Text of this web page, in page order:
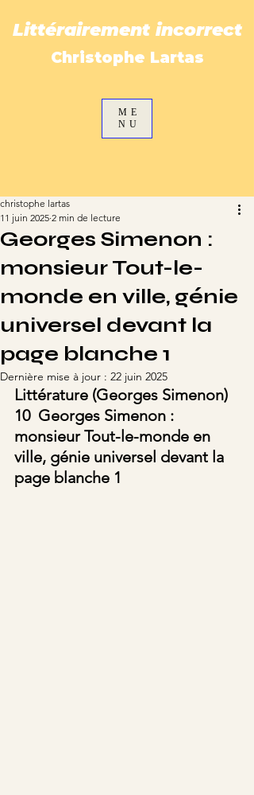
Littérairement incorrect
Christophe Lartas
ME
NU
Georges Simenon :
monsieur Tout-le-
monde en ville, génie
universel devant la
page blanche 1
christophe lartas
11 juin 2025 2 min de lecture
Dernière mise à jour : 22 juin 2025
Littérature (Georges Simenon)
10  Georges Simenon :
monsieur Tout-le-monde en
ville, génie universel devant la
page blanche 1